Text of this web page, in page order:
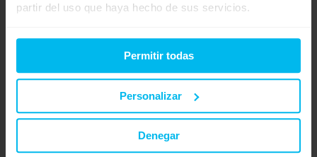
partir del uso que haya hecho de sus servicios.
Permitir todas
Personalizar
Denegar
readiness for competitive e-services. Credibly